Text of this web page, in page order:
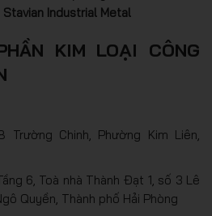
Stavian Industrial Metal
KIM LOẠI CÔNG
Trường Chinh, Phường Kim Liên,
6, Toà nhà Thành Đạt 1, số 3 Lê
Quyền, Thành phố Hải Phòng